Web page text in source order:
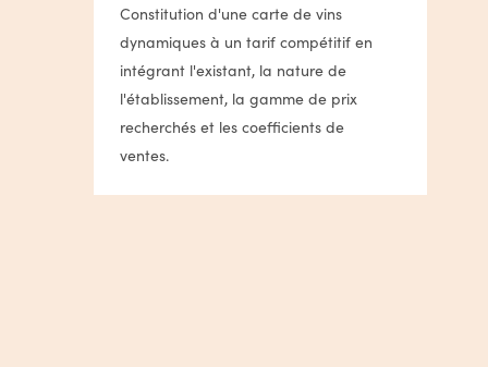
Constitution d'une carte de vins
dynamiques à un tarif compétitif en
intégrant l'existant, la nature de
l'établissement, la gamme de prix
recherchés et les coefficients de
ventes.